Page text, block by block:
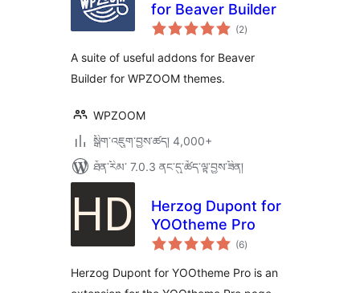
for Beaver Builder
(2གདེང་
འཇོག་
ཚང་།
)
A suite of useful addons for Beaver
Builder for WPZOOM themes.
WPZOOM
སྒྲིག་འཇུག་བྱས་ཚད། 4,000+
ཐོན་རིམ་ 7.0.3 ནང་དུ་ཚོད་ལྟ་བྱས་ཟིན།
Herzog Dupont for
YOOtheme Pro
(6གདེང་
འཇོག་
ཚང་།
)
Herzog Dupont for YOOtheme Pro is an